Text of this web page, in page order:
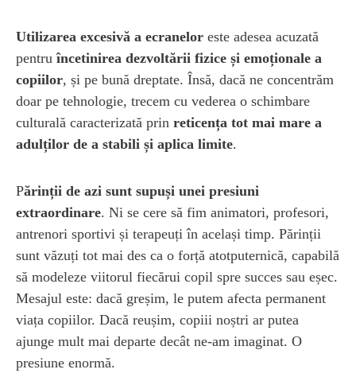
Utilizarea excesivă a ecranelor este adesea acuzată
pentruîncetinirea dezvoltării fizice și emoționale a
copiilor, și pe bună dreptate. Însă, dacă ne concentrăm
doar pe tehnologie, trecem cu vederea o schimbare
culturală caracterizată prin reticența tot mai mare a
adulților de a stabili și aplica limite.
Părinții de azi sunt supuși unei presiuni
extraordinare. Ni se cere să fim animatori, profesori,
antrenori sportivi și terapeuți în același timp. Părinții
sunt văzuți tot mai des ca o forță atotputernică, capabilă
să modeleze viitorul fiecărui copil spre succes sau eșec.
Mesajul este: dacă greșim, le putem afecta permanent
viața copiilor. Dacă reușim, copiii noștri ar putea
ajunge mult mai departe decât ne-am imaginat. O
presiune enormă.